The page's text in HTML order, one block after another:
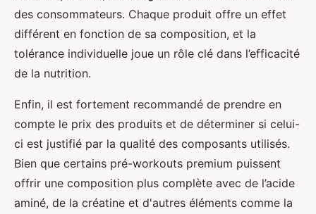
des consommateurs. Chaque produit offre un effet
différent en fonction de sa composition, et la
tolérance individuelle joue un rôle clé dans l’efficacité
de la nutrition.
Enfin, il est fortement recommandé de prendre en
compte le prix des produits et de déterminer si celui-
ci est justifié par la qualité des composants utilisés.
Bien que certains pré-workouts premium puissent
offrir une composition plus complète avec de l’acide
aminé, de la créatine et d'autres éléments comme la